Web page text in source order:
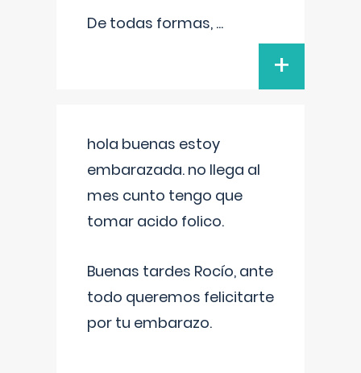
De todas formas, ...
+
hola buenas estoy
embarazada. no llega al
mes cunto tengo que
tomar acido folico.
Buenas tardes Rocío, ante
todo queremos felicitarte
por tu embarazo.